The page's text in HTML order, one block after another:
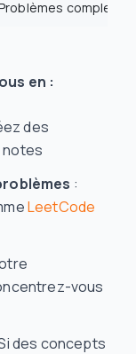
en :
des
notes
:
LeetCode
vous
des concepts